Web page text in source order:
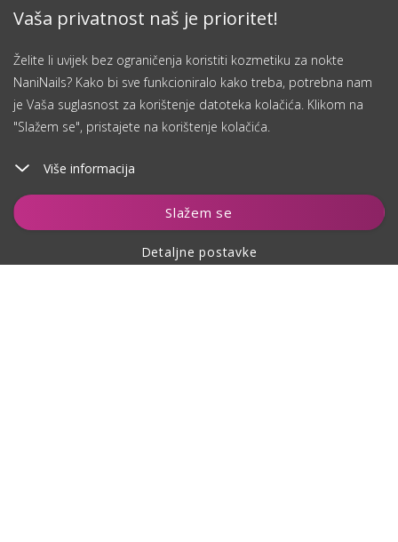
Vaša privatnost naš je prioritet!
Želite li uvijek bez ograničenja koristiti kozmetiku za nokte
NaniNails? Kako bi sve funkcioniralo kako treba, potrebna nam
je Vaša suglasnost za korištenje datoteka kolačića. Klikom na
"Slažem se", pristajete na korištenje kolačića.
Više informacija
Slažem se
Detaljne postavke
Dodaj u košaricu